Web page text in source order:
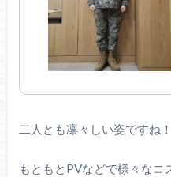
二人とも凛々しい姿ですね！
もともとPVなどで様々な